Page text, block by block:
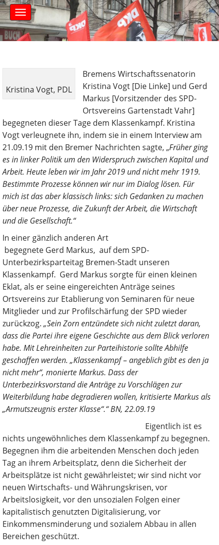
M
a
i
n
u
S
k
i
p
o
n
t
e
n
t
Kristina Vogt, PDL
Bremens Wirtschaftssenatorin
Kristina Vogt [Die Linke] und Gerd
Markus [Vorsitzender des SPD-
Ortsvereins Gartenstadt Vahr]
begegneten dieser Tage dem Klassenkampf. Kristina
Vogt verleugnete ihn, indem sie in einem Interview am
21.09.19 mit den Bremer Nachrichten sagte, „Früher ging
es in linker Politik um den Widerspruch zwischen Kapital und
Arbeit. Heute leben wir im Jahr 2019 und nicht mehr 1919.
Bestimmte Prozesse können wir nur im Dialog lösen. Für
mich ist das aber klassisch links: sich Gedanken zu machen
über neue Prozesse, die Zukunft der Arbeit, die Wirtschaft
und die Gesellschaft.“
In einer gänzlich anderen Art
begegnete Gerd Markus, auf dem SPD-
Unterbezirksparteitag Bremen-Stadt unseren
Klassenkampf. Gerd Markus sorgte für einen kleinen
Eklat, als er seine eingereichten Anträge seines
Ortsvereins zur Etablierung von Seminaren für neue
Mitglieder und zur Profilschärfung der SPD wieder
zurückzog. „Sein Zorn entzündete sich nicht zuletzt daran,
dass die Partei ihre eigene Geschichte aus dem Blick verloren
habe. Mit Lehreinheiten zur Parteihistorie sollte Abhilfe
geschaffen werden. „Klassenkampf – angeblich gibt es den ja
nicht mehr“, monierte Markus. Dass der
Unterbezirksvorstand die Anträge zu Vorschlägen zur
Weiterbildung habe degradieren wollen, kritisierte Markus als
„Armutszeugnis erster Klasse“.“ BN, 22.09.19
Eigentlich ist es
nichts ungewöhnliches dem Klassenkampf zu begegnen.
Begegnen ihm die arbeitenden Menschen doch jeden
Tag an ihrem Arbeitsplatz, denn die Sicherheit der
Arbeitsplätze ist nicht gewährleistet; wir sind nicht vor
neuen Wirtschafts- und Währungskrisen, vor
Arbeitslosigkeit, vor den unsozialen Folgen einer
kapitalistisch genutzten Digitalisierung, vor
Einkommensminderung und sozialem Abbau in allen
Bereichen geschützt.